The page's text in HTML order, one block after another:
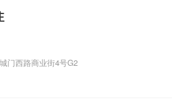
门西路商业街4号G2